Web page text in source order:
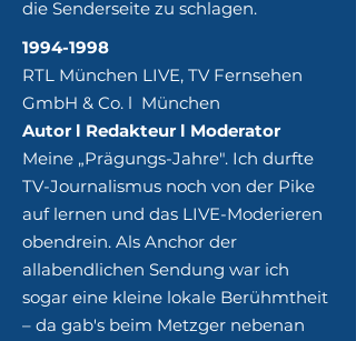
die Senderseite zu schlagen.
1994-1998
RTL München LIVE, TV Fernsehen
GmbH & Co. l München
Autor l Redakteur l Moderator
Meine „Prägungs-Jahre". Ich durfte
TV-Journalismus noch von der Pike
auf lernen und das LIVE-Moderieren
obendrein. Als Anchor der
allabendlichen Sendung war ich
sogar eine kleine lokale Berühmtheit
– da gab's beim Metzger nebenan